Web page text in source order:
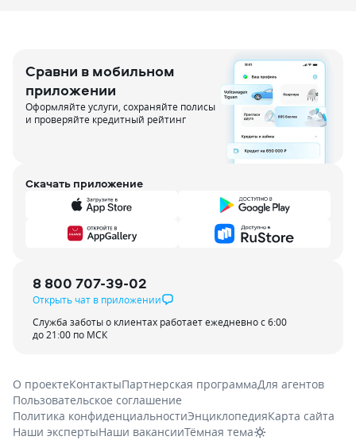
Сравни в мобильном
приложении
Оформляйте услуги, сохраняйте полисы
и проверяйте кредитный рейтинг
Скачать приложение
8 800 707-39-02
Открыть чат в приложении
Служба заботы о клиентах работает ежедневно с 6:00
до 21:00 по МСК
О проектеКонтактыПартнерская программаДля агентов
Пользовательское соглашение
Политика конфиденциальностиЭнциклопедияКарта сайта
Наши экспертыНаши вакансииТёмная тема